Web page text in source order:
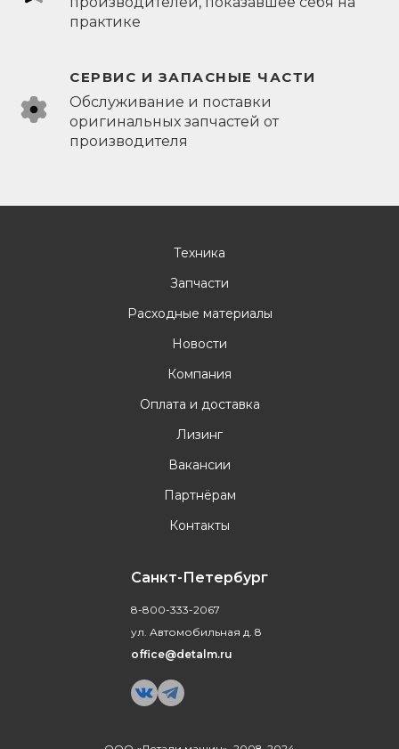
практике
СЕРВИС И ЗАПАСНЫЕ ЧАСТИ
Обслуживание и поставки
оригинальных запчастей от
производителя
Техника
Запчасти
Расходные материалы
Новости
Компания
Оплата и доставка
Лизинг
Вакансии
Партнёрам
Контакты
Санкт-Петербург
8-800-333-2067
ул. Автомобильная д. 8
office@detalm.ru